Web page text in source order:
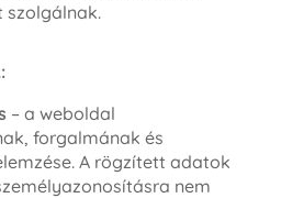
szolgálnak.
– a weboldal
forgalmának és
A rögzített adatok
nem